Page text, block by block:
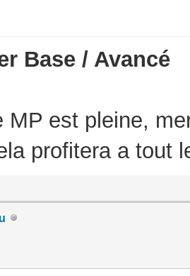
Base / Avancé
MP est pleine,
profitera a tout